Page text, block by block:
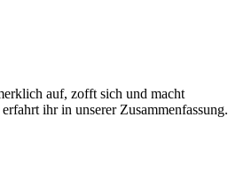
auf, zofft sich und macht
ihr in unserer Zusammenfassung.